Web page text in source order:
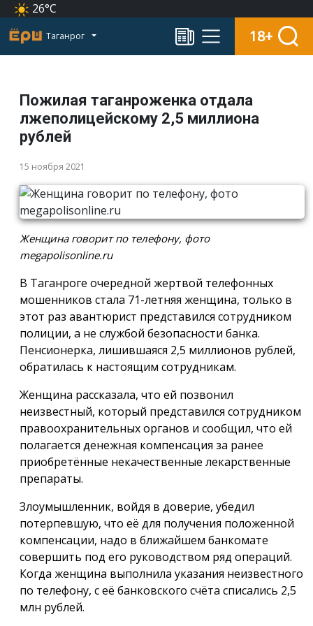
26°C
Таганрог 18+
Пожилая таганроженка отдала
лжеполицейскому 2,5 миллиона
рублей
15 ноября 2021
Женщина говорит по телефону, фото
megapolisonline.ru
В Таганроге очередной жертвой телефонных
мошенников стала 71-летняя женщина, только в
этот раз авантюрист представился сотрудником
полиции, а не службой безопасности банка.
Пенсионерка, лишившаяся 2,5 миллионов рублей,
обратилась к настоящим сотрудникам.
Женщина рассказала, что ей позвонил
неизвестный, который представился сотрудником
правоохранительных органов и сообщил, что ей
полагается денежная компенсация за ранее
приобретённые некачественные лекарственные
препараты.
Злоумышленник, войдя в доверие, убедил
потерпевшую, что её для получения положенной
компенсации, надо в ближайшем банкомате
совершить под его руководством ряд операций.
Когда женщина выполнила указания неизвестного
по телефону, с её банковского счёта списались 2,5
млн рублей.